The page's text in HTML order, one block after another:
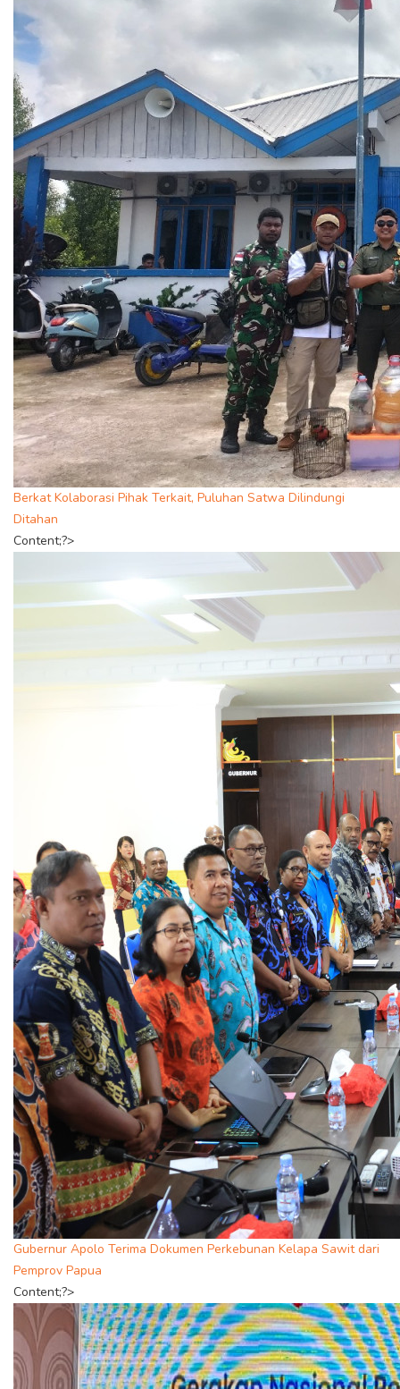
Berkat Kolaborasi Pihak Terkait, Puluhan Satwa Dilindungi
Ditahan
Content;?>
Gubernur Apolo Terima Dokumen Perkebunan Kelapa Sawit dari
Pemprov Papua
Content;?>